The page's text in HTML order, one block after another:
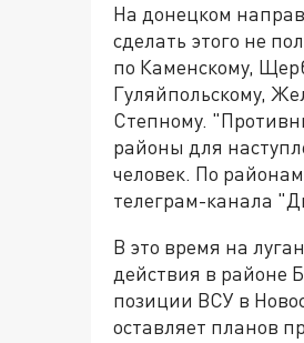
На донецком
сделать этого не
по Каменскому,
Гуляйпольскому,
Степному.
районы для
человек. По
телеграм-канала
В это время на
действия в районе
позиции ВСУ в
оставляет планов